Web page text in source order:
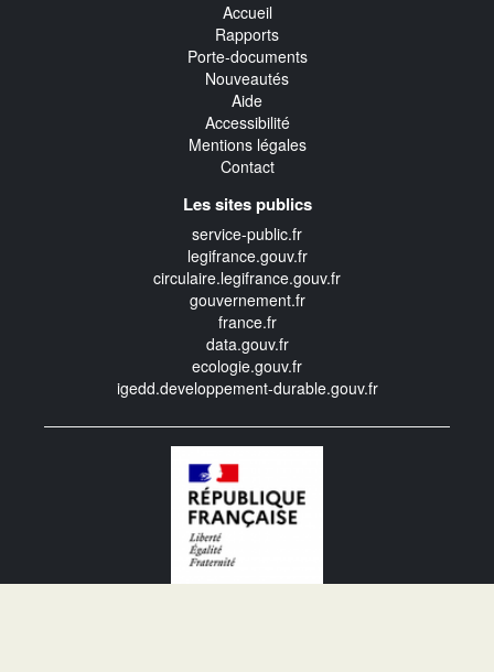
Accueil
Rapports
Porte-documents
Nouveautés
Aide
Accessibilité
Mentions légales
Contact
Les sites publics
service-public.fr
legifrance.gouv.fr
circulaire.legifrance.gouv.fr
gouvernement.fr
france.fr
data.gouv.fr
ecologie.gouv.fr
igedd.developpement-durable.gouv.fr